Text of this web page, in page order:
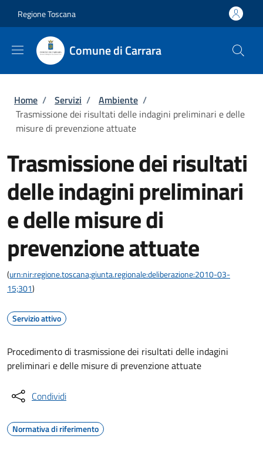
Regione Toscana
Comune di Carrara
Briciole di pane
Home / Servizi / Ambiente /
Trasmissione dei risultati delle indagini preliminari e delle
misure di prevenzione attuate
Trasmissione dei risultati
delle indagini preliminari
e delle misure di
prevenzione attuate
(urn:nir:regione.toscana;giunta.regionale:deliberazione:2010-03-
15;301)
Servizio attivo
Procedimento di trasmissione dei risultati delle indagini
preliminari e delle misure di prevenzione attuate
Condividi
Normativa di riferimento